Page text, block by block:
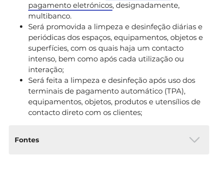
pagamento eletrónicos, designadamente,
multibanco.
Será promovida a limpeza e desinfeção diárias e
periódicas dos espaços, equipamentos, objetos e
superfícies, com os quais haja um contacto
intenso, bem como após cada utilização ou
interação;
Será feita a limpeza e desinfeção após uso dos
terminais de pagamento automático (TPA),
equipamentos, objetos, produtos e utensílios de
contacto direto com os clientes;
Fontes